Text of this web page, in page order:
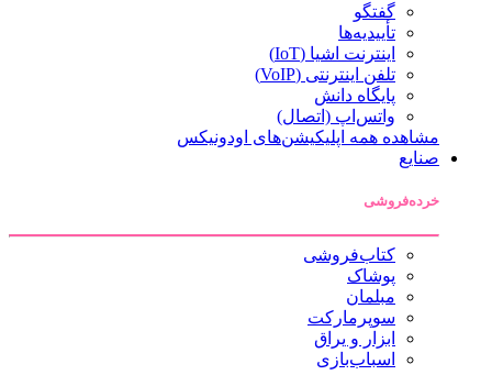
گفتگو
تأییدیه‌ها
اینترنت اشیا (IoT)
تلفن اینترنتی (VoIP)
پایگاه دانش
واتس‌اپ (اتصال)
مشاهده همه اپلیکیشن‌های اودونیکس
صنایع
خرده‌فروشی
کتاب‌فروشی
پوشاک
مبلمان
سوپرمارکت
ابزار و یراق
اسباب‌بازی